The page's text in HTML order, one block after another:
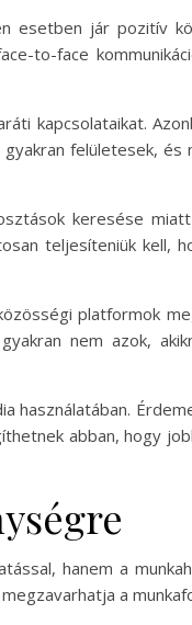
esetben jár pozitív
to-face
kapcsolataikat.
felületesek,
keresése
teljesíteniük kell,
platformok
nem azok,
abban, hogy
hanem a
a